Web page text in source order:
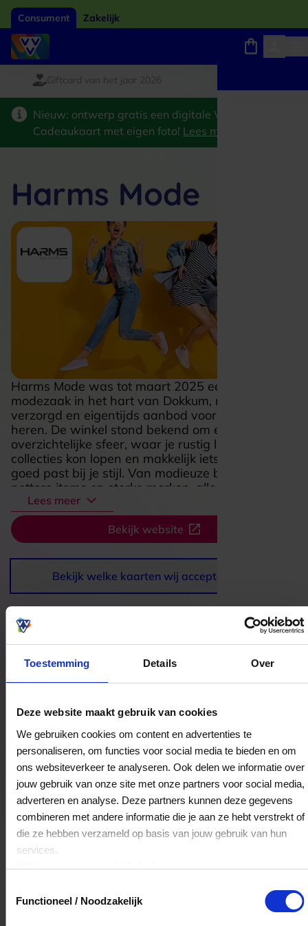
Toestemming Details Over
Deze website maakt gebruik van cookies
We gebruiken cookies om content en advertenties te
personaliseren, om functies voor social media te bieden en om
ons websiteverkeer te analyseren. Ook delen we informatie over
jouw gebruik van onze site met onze partners voor social media,
adverteren en analyse. Deze partners kunnen deze gegevens
combineren met andere informatie die je aan ze hebt verstrekt of
die ze hebben verzameld op basis van jouw gebruik van hun
services.
Klikhiervoor ons cookiebeleid.
Functioneel / Noodzakelijk
Consument Zakelijk
Giftcard van het jaar 2026
Nieuw: ontwerp gratis een digitale VVV
Cadeaukaart met eigen foto! Lees meer
Harms Mode was tot maart 2025 een bekende
modezaak in het hart van Dokkum, met een
verzorgd en eigentijds aanbod voor dames en
heren. De winkel stond bekend om een prettige,
overzichtelijke sfeer, waar je rustig langs de
collecties kon lopen en makkelijk iets vond dat
goed past bij je stijl. Van modieuze basics tot
nettere items en sterke merken, alles draaide hier
om verzorgd voor de dag komen met kleding die
goed voelt én goed oogt. Juist die combinatie van
persoonlijke aandacht, een nette winkelbeleving
en een brede keuze maakte Harms Mode
jarenlang een vertrouwd adres voor
modeliefhebbers in de regio.
Lees meer
Bekijk website
Harms Mode
Bekijk welke kaarten wij accepteren
Bestedingslocaties
Harms Mode
Diepswal 17
9101LA Dokkum
Veelgestelde Vragen
Ja, je mag het saldo van je VVV